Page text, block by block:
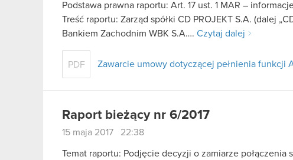
Podstawa prawna raportu: Art. 17 ust. 1 MAR –
Treść raportu: Zarząd spółki CD PROJEKT S.A. (dalej
Bankiem Zachodnim WBK S.A…. Czytaj dalej
PDF Zawarcie umowy dotyczącej pełnienia funkcji
Raport bieżący nr 6/2017
15 maja 2017 22:38
Temat raportu: Podjęcie decyzji o zamiarze połączenia